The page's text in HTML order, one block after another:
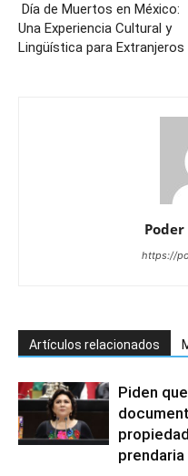
Día de Muertos en México:
Una Experiencia Cultural y
Lingüística para Extranjeros
https://
Artículos relacionados
Piden
prendaria